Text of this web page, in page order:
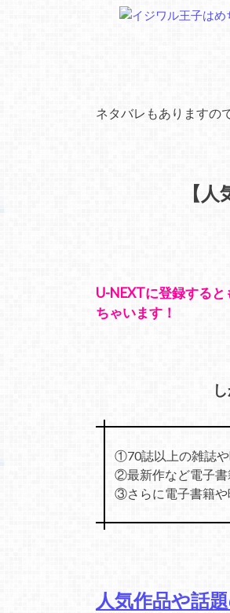
ネタバレもありますの
【
U-NEXTに登録する
ちゃいます！
①70誌以上の雑誌や
②最新作など電子書
③さらに電子書籍や
人気作品や話